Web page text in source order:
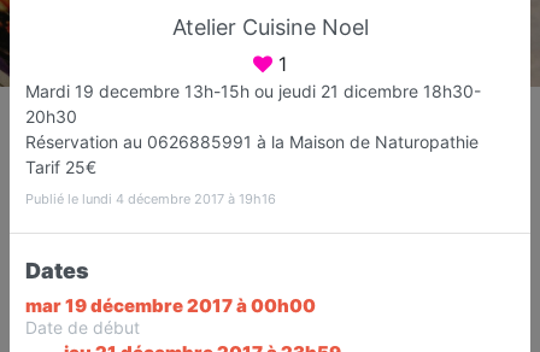
Maison De Naturopathie
Naturopathe
Favori Contacter
Sur Rendez-vous demain dès
Atelier Cuisine Noel
1
Mardi 19 decembre 13h-15h ou jeudi 21 dicembre 18h30-
20h30
Réservation au 0626885991 à la Maison de Naturopathie
Tarif 25€
Publié le lundi 4 décembre 2017 à 19h16
Dates
mar 19 décembre 2017 à 00h00
Date de début